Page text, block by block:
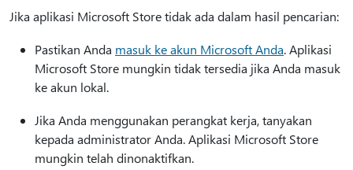
Jika aplikasi Microsoft Store tidak ada dalam hasil pencarian:
Pastikan Anda masuk ke akun Microsoft Anda. Aplikasi
Microsoft Store mungkin tidak tersedia jika Anda masuk
ke akun lokal.
Jika Anda menggunakan perangkat kerja, tanyakan
kepada administrator Anda. Aplikasi Microsoft Store
mungkin telah dinonaktifkan.